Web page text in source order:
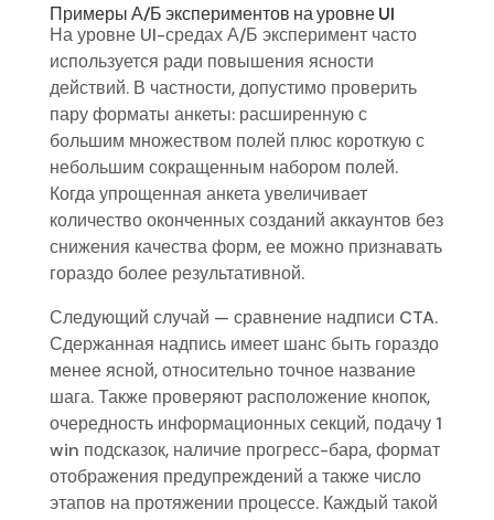
Примеры А/Б экспериментов на уровне UI
На уровне UI-средах А/Б эксперимент часто
используется ради повышения ясности
действий. В частности, допустимо проверить
пару форматы анкеты: расширенную с
большим множеством полей плюс короткую с
небольшим сокращенным набором полей.
Когда упрощенная анкета увеличивает
количество оконченных созданий аккаунтов без
снижения качества форм, ее можно признавать
гораздо более результативной.
Следующий случай — сравнение надписи CTA.
Сдержанная надпись имеет шанс быть гораздо
менее ясной, относительно точное название
шага. Также проверяют расположение кнопок,
очередность информационных секций, подачу 1
win подсказок, наличие прогресс-бара, формат
отображения предупреждений а также число
этапов на протяжении процессе. Каждый такой